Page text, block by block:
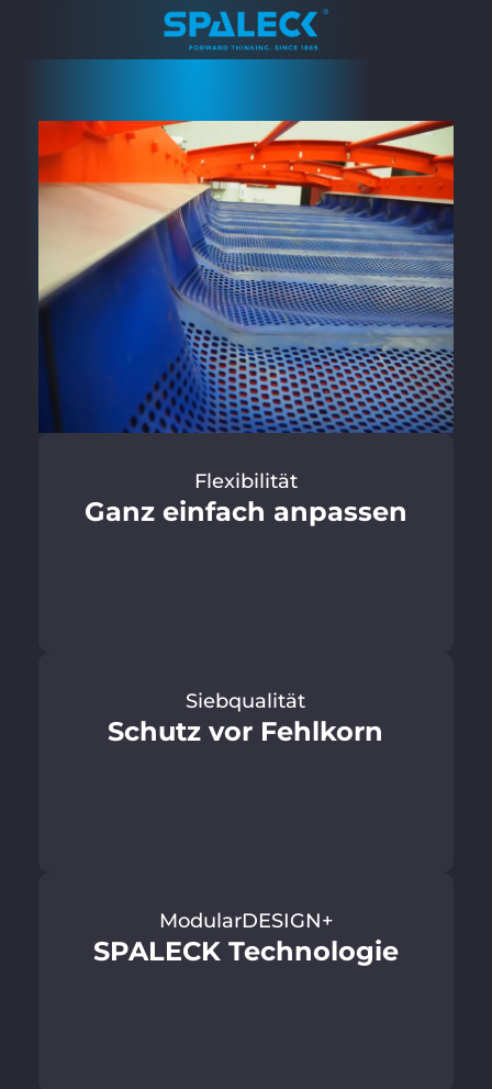
Flexibilität
Ganz einfach anpassen
Siebqualität
Schutz vor Fehlkorn
ModularDESIGN+
SPALECK Technologie